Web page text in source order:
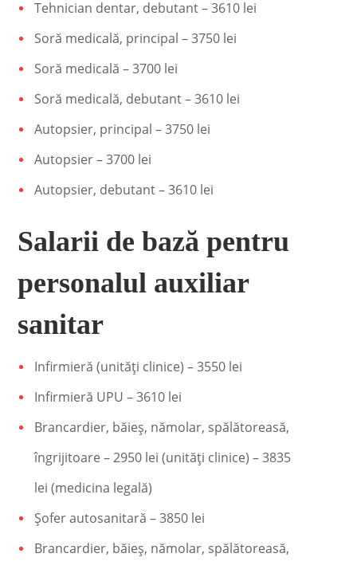
Tehnician dentar, debutant – 3610 lei
Soră medicală, principal – 3750 lei
Soră medicală – 3700 lei
Soră medicală, debutant – 3610 lei
Autopsier, principal – 3750 lei
Autopsier – 3700 lei
Autopsier, debutant – 3610 lei
Salarii de bază pentru
personalul auxiliar
sanitar
Infirmieră (unități clinice) – 3550 lei
Infirmieră UPU – 3610 lei
Brancardier, băieş, nămolar, spălătoreasă,
îngrijitoare – 2950 lei (unităţi clinice) – 3835
lei (medicina legală)
Şofer autosanitară – 3850 lei
Brancardier, băieş, nămolar, spălătoreasă,